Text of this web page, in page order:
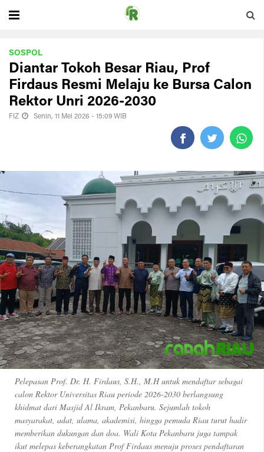
SOSPOL
Diantar Tokoh Besar Riau, Prof
Firdaus Resmi Melaju ke Bursa Calon
Rektor Unri 2026-2030
FIZ Senin, 11 Mei 2026 - 15:09 WIB
Pelepasan Prof. Dr. H. Firdaus, S.H., M.H untuk mendaftar sebagai
calon Rektor Universitas Riau periode 2026-2030 berlangsung
khidmat dari Masjid Al Ikram, Pekanbaru. Sejumlah tokoh
masyarakat, adat, ulama, akademisi, hingga pemuda Riau turut hadir
memberikan dukungan dan doa. Wali Kota Pekanbaru juga tampak
ikut melepas keberangkatan Prof Firdaus menuju proses pendaftaran